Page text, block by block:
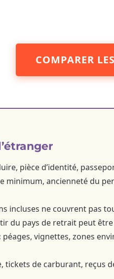
COMPARER
pièce d’identité,
minimum, ancienneté du
incluses ne couvrent pas
du pays de retrait peut
péages, vignettes, zones
tickets de carburant, reçus